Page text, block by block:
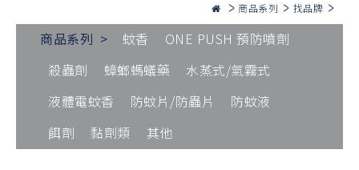
商品系列 找品牌
商品系列 > 蚊香
ONE PUSH 預防噴劑
殺蟲劑
蟑螂螞蟻藥
水蒸式/氣霧式
液體電蚊香
防蚊片/防蟲片
防蚊液
餌劑
黏劑類 其他